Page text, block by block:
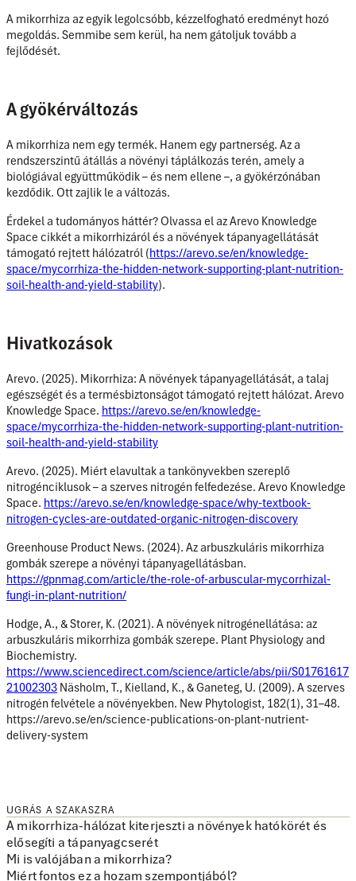
A mikorrhiza az egyik legolcsóbb, kézzelfogható eredményt hozó
megoldás. Semmibe sem kerül, ha nem gátoljuk tovább a
fejlődését.
A gyökérváltozás
A mikorrhiza nem egy termék. Hanem egy partnerség. Az a
rendszerszintű átállás a növényi táplálkozás terén, amely a
biológiával együttműködik – és nem ellene –, a gyökérzónában
kezdődik. Ott zajlik le a változás.
Érdekel a tudományos háttér? Olvassa el az Arevo Knowledge
Space cikkét a mikorrhizáról és a növények tápanyagellátását
támogató rejtett hálózatról (https://arevo.se/en/knowledge-
space/mycorrhiza-the-hidden-network-supporting-plant-nutrition-
soil-health-and-yield-stability).
Hivatkozások
Arevo. (2025). Mikorrhiza: A növények tápanyagellátását, a talaj
egészségét és a termésbiztonságot támogató rejtett hálózat. Arevo
Knowledge Space. https://arevo.se/en/knowledge-
space/mycorrhiza-the-hidden-network-supporting-plant-nutrition-
soil-health-and-yield-stability
Arevo. (2025). Miért elavultak a tankönyvekben szereplő
nitrogénciklusok – a szerves nitrogén felfedezése. Arevo Knowledge
Space. https://arevo.se/en/knowledge-space/why-textbook-
nitrogen-cycles-are-outdated-organic-nitrogen-discovery
Greenhouse Product News. (2024). Az arbuszkuláris mikorrhiza
gombák szerepe a növényi tápanyagellátásban.
https://gpnmag.com/article/the-role-of-arbuscular-mycorrhizal-
fungi-in-plant-nutrition/
Hodge, A., & Storer, K. (2021). A növények nitrogénellátása: az
arbuszkuláris mikorrhiza gombák szerepe. Plant Physiology and
Biochemistry.
https://www.sciencedirect.com/science/article/abs/pii/S01761617
21002303 Näsholm, T., Kielland, K., & Ganeteg, U. (2009). A szerves
nitrogén felvétele a növényekben. New Phytologist, 182(1), 31–48.
https://arevo.se/en/science-publications-on-plant-nutrient-
delivery-system
UGRÁS A SZAKASZRA
A mikorrhiza-hálózat kiterjeszti a növények hatókörét és
elősegíti a tápanyagcserét
Mi is valójában a mikorrhiza?
Miért fontos ez a hozam szempontjából?